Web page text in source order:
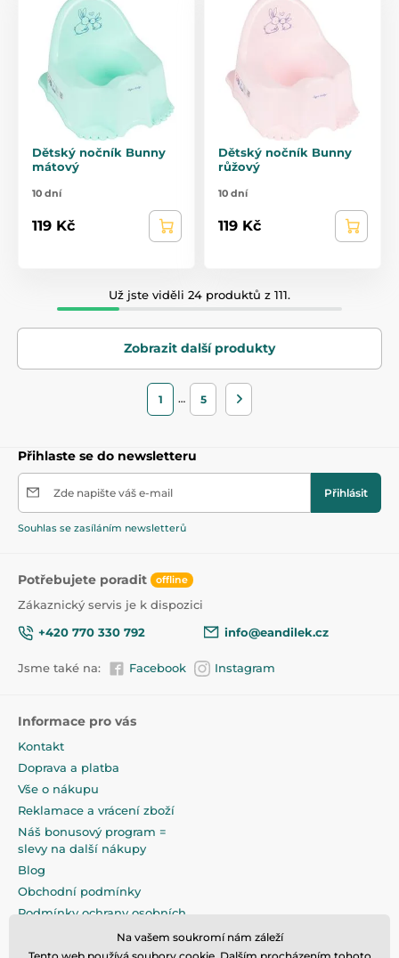
Dětský nočník Bunny
mátový
10 dní
119 Kč
Dětský nočník Bunny
růžový
10 dní
119 Kč
Už jste viděli 24 produktů z 111.
Zobrazit další produkty
1 … 5
Přihlaste se do newsletteru
Zde napište váš e-mail Přihlásit
Souhlas se zasíláním newsletterů
Potřebujete poradit offline
Zákaznický servis je k dispozici
+420 770 330 792
info@eandilek.cz
Jsme také na: Facebook Instagram
Informace pro vás
Kontakt
Doprava a platba
Vše o nákupu
Reklamace a vrácení zboží
Náš bonusový program =
slevy na další nákupy
Blog
Obchodní podmínky
Podmínky ochrany osobních
Na pečlivé zabalení klademe
Na vašem soukromí nám záleží